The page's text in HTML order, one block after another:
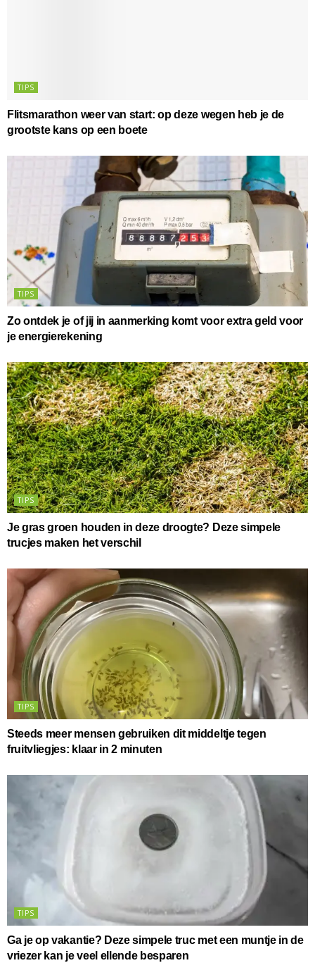
TIPS
Flitsmarathon weer van start: op deze wegen heb je de
grootste kans op een boete
TIPS
Zo ontdek je of jij in aanmerking komt voor extra geld voor
je energierekening
TIPS
Je gras groen houden in deze droogte? Deze simpele
trucjes maken het verschil
TIPS
Steeds meer mensen gebruiken dit middeltje tegen
fruitvliegjes: klaar in 2 minuten
TIPS
Ga je op vakantie? Deze simpele truc met een muntje in de
vriezer kan je veel ellende besparen